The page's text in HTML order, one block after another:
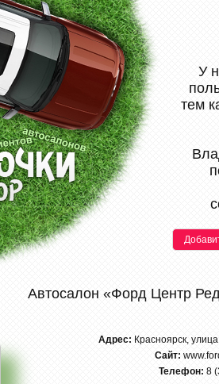
У
тем
Автосалон «Форд Центр
Адрес: Красноярск,
Сайт:
Телефон: 8